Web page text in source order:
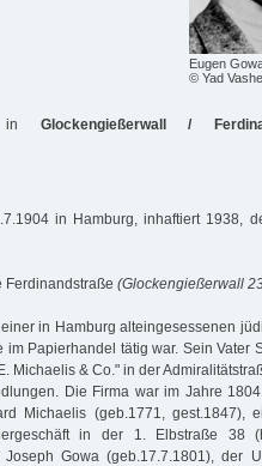
Eugen
© Yad
in Glockengießerwall /
in Hamburg, inhaftiert 1938,
Ferdinandstraße (Glockengießerwall
in Hamburg alteingesessenen
im Papierhandel tätig war. Sein Vater
Michaelis & Co." in der
Die Firma war im Jahre
Michaelis (geb.1771, gest.1847),
in der 1. Elbstraße 38
Gowa (geb.17.7.1801), der